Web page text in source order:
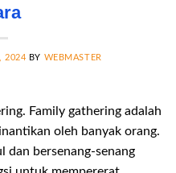
2024 BY WEBMASTER
Family gathering adalah
oleh banyak orang.
dan bersenang-senang